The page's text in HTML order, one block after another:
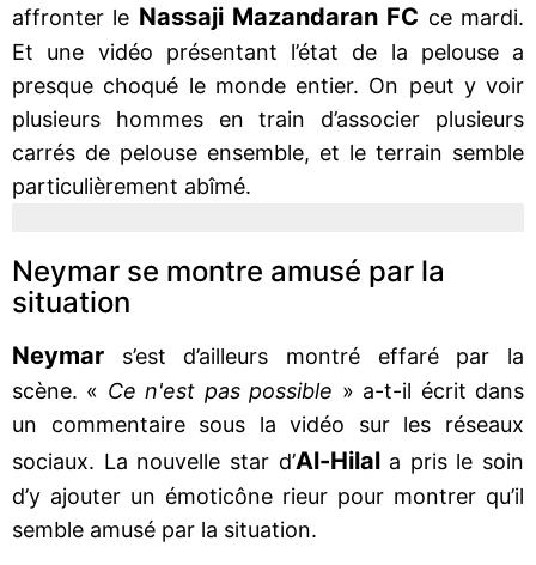
affronter le Nassaji Mazandaran FC ce mardi.
Et une vidéo présentant l’état de la pelouse a
presque choqué le monde entier. On peut y voir
plusieurs hommes en train d’associer plusieurs
carrés de pelouse ensemble, et le terrain semble
particulièrement abîmé.
Neymar se montre amusé par la
situation
Neymar s’est d’ailleurs montré effaré par la
scène. « Ce n'est pas possible » a-t-il écrit dans
un commentaire sous la vidéo sur les réseaux
sociaux. La nouvelle star d’Al-Hilala pris le soin
d’y ajouter un émoticône rieur pour montrer qu’il
semble amusé par la situation.